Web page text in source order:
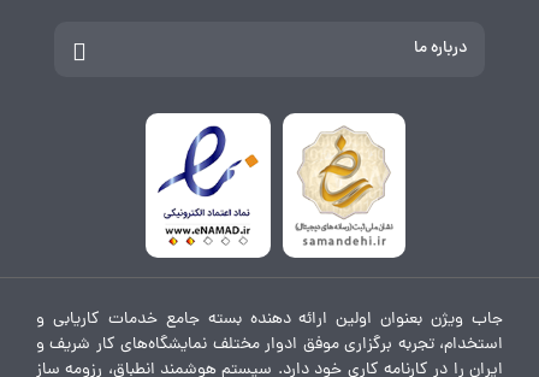
درباره ما
جاب ویژن بعنوان اولین ارائه دهنده بسته جامع خدمات کاریابی و
استخدام، تجربه برگزاری موفق ادوار مختلف نمایشگاه‌های کار شریف و
ایران را در کارنامه کاری خود دارد. سیستم هوشمند انطباق، رزومه ساز